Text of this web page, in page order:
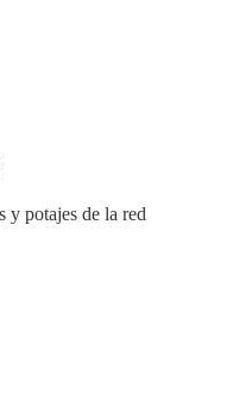
y potajes de la red